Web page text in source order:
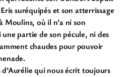
suréquipés et son atterrissage
Moulins, où il n’a ni son
partie de son pécule, ni des
chaudes pour pouvoir
d’Aurélie qui nous écrit toujours